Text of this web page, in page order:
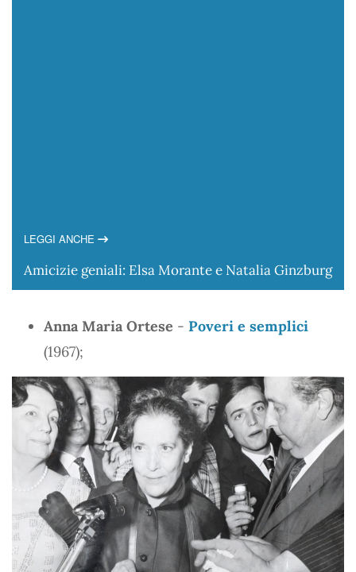
LEGGI ANCHE
Amicizie geniali: Elsa Morante e Natalia Ginzburg
Anna Maria Ortese - Poveri e semplici
(1967);